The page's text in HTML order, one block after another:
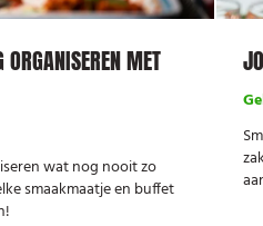
ORGANISEREN MET
wat nog nooit zo
smaakmaatje en buffet